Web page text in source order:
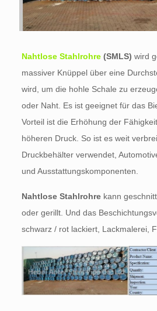
Nahtlose Stahlrohre(SMLS) wird
massiver Knüppel über eine
wird, um die hohle Schale zu
oder Naht. Es ist geeignet für das
Vorteil ist die Erhöhung der
höheren Druck. So ist es weit
Druckbehälter verwendet,
und Ausstattungskomponenten.
Nahtlose Stahlrohrekann
oder gerillt. Und das
schwarz / rot lackiert, Lackmalerei,